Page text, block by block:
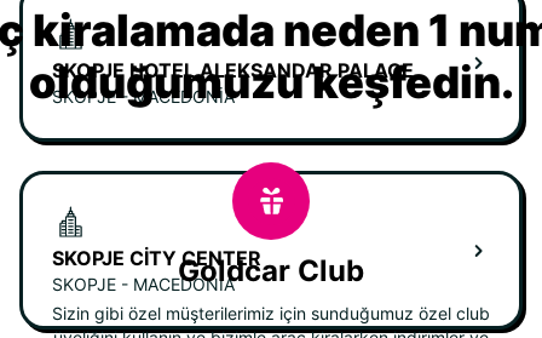
SKOPJE HOTEL ALEKSANDAR PALACE
SKOPJE - MACEDONIA
SKOPJE CITY CENTER
SKOPJE - MACEDONIA
kiralamada neden 1
olduğumuzu keşfedin.
Goldcar Club
Sizin gibi özel müşterilerimiz için sunduğumuz özel club